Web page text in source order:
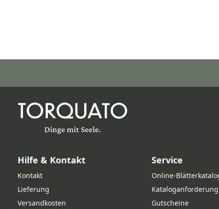
Hilfe & Kontakt
Kontakt
Lieferung
Versandkosten
Service
Kataloganforderung
Gutscheine